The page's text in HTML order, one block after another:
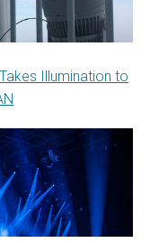
Illumination to